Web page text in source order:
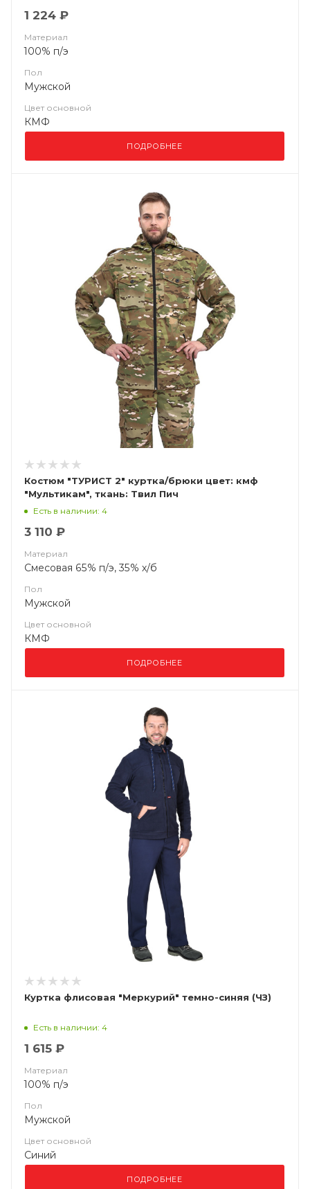
1 224 ₽
Материал
100% п/э
Пол
Мужской
Цвет основной
КМФ
ПОДРОБНЕЕ
Костюм "ТУРИСТ 2" куртка/брюки цвет: кмф
"Мультикам", ткань: Твил Пич
Есть в наличии: 4
3 110 ₽
Материал
Смесовая 65% п/э, 35% х/б
Пол
Мужской
Цвет основной
КМФ
ПОДРОБНЕЕ
Куртка флисовая "Меркурий" темно-синяя (ЧЗ)
Есть в наличии: 4
1 615 ₽
Материал
100% п/э
Пол
Мужской
Цвет основной
Синий
ПОДРОБНЕЕ